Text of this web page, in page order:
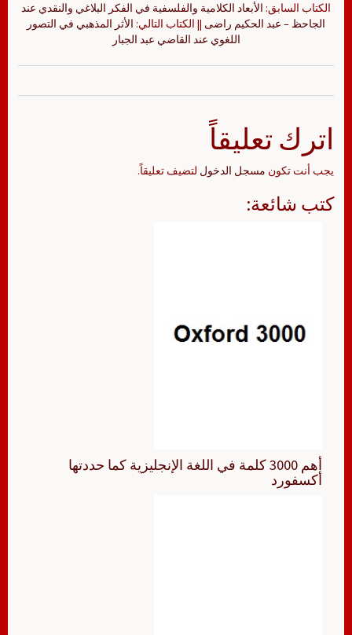
الكتاب السابق: الأبعاد الكلامية والفلسفية في الفكر البلاغي والنقدي عند
الجاحظ – عبد الحكيم راضى || الكتاب التالي: الأثر المذهبي في التصور
اللغوي عند القاضي عبد الجبار
اترك تعليقاً
يجب أنت تكون مسجل الدخول لتضيف تعليقاً.
كتب شائعة:
أهم 3000 كلمة في اللغة الإنجليزية كما حددتها
أكسفورد